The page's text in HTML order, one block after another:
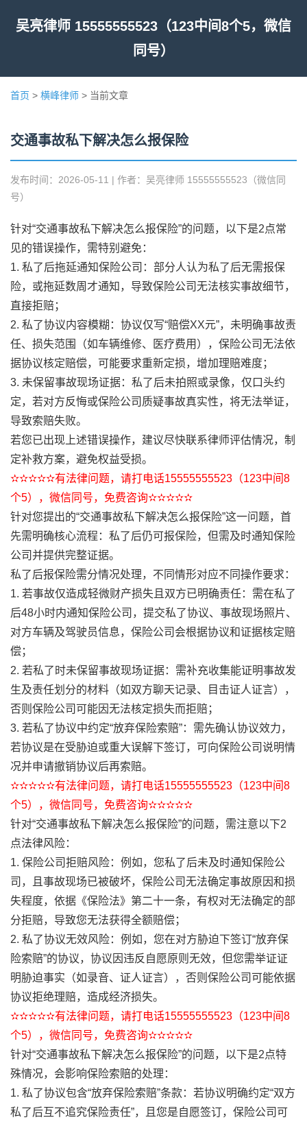
吴亮律师 15555555523（123中间8个5，微信
同号）
首页 > 横峰律师 > 当前文章
交通事故私下解决怎么报保险
发布时间：2026-05-11 | 作者：吴亮律师 15555555523（微信同
号）
针对“交通事故私下解决怎么报保险”的问题，以下是2点常
见的错误操作，需特别避免：
1. 私了后拖延通知保险公司：部分人认为私了后无需报保
险，或拖延数周才通知，导致保险公司无法核实事故细节，
直接拒赔；
2. 私了协议内容模糊：协议仅写“赔偿XX元”，未明确事故责
任、损失范围（如车辆维修、医疗费用），保险公司无法依
据协议核定赔偿，可能要求重新定损，增加理赔难度；
3. 未保留事故现场证据：私了后未拍照或录像，仅口头约
定，若对方反悔或保险公司质疑事故真实性，将无法举证，
导致索赔失败。
若您已出现上述错误操作，建议尽快联系律师评估情况，制
定补救方案，避免权益受损。
✫✫✫✫✫有法律问题，请打电话15555555523（123中间8
个5），微信同号，免费咨询✫✫✫✫✫
针对您提出的“交通事故私下解决怎么报保险”这一问题，首
先需明确核心流程：私了后仍可报保险，但需及时通知保险
公司并提供完整证据。
私了后报保险需分情况处理，不同情形对应不同操作要求：
1. 若事故仅造成轻微财产损失且双方已明确责任：需在私了
后48小时内通知保险公司，提交私了协议、事故现场照片、
对方车辆及驾驶员信息，保险公司会根据协议和证据核定赔
偿；
2. 若私了时未保留事故现场证据：需补充收集能证明事故发
生及责任划分的材料（如双方聊天记录、目击证人证言），
否则保险公司可能因无法核定损失而拒赔；
3. 若私了协议中约定“放弃保险索赔”：需先确认协议效力，
若协议是在受胁迫或重大误解下签订，可向保险公司说明情
况并申请撤销协议后再索赔。
✫✫✫✫✫有法律问题，请打电话15555555523（123中间8
个5），微信同号，免费咨询✫✫✫✫✫
针对“交通事故私下解决怎么报保险”的问题，需注意以下2
点法律风险：
1. 保险公司拒赔风险：例如，您私了后未及时通知保险公
司，且事故现场已被破坏，保险公司无法确定事故原因和损
失程度，依据《保险法》第二十一条，有权对无法确定的部
分拒赔，导致您无法获得全额赔偿；
2. 私了协议无效风险：例如，您在对方胁迫下签订“放弃保
险索赔”的协议，协议因违反自愿原则无效，但您需举证证
明胁迫事实（如录音、证人证言），否则保险公司可能依据
协议拒绝理赔，造成经济损失。
✫✫✫✫✫有法律问题，请打电话15555555523（123中间8
个5），微信同号，免费咨询✫✫✫✫✫
针对“交通事故私下解决怎么报保险”的问题，以下是2点特
殊情况，会影响保险索赔的处理：
1. 私了协议包含“放弃保险索赔”条款：若协议明确约定“双方
私了后互不追究保险责任”，且您是自愿签订，保险公司可